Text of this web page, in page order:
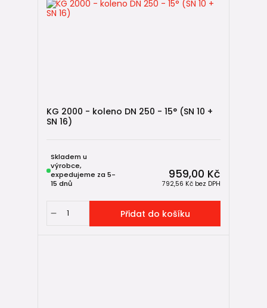
KG 2000 - koleno DN 250 - 15° (SN 10 +
SN 16)
959,00 Kč
792,56 Kč bez DPH
Skladem u
výrobce,
expedujeme za 5-
15 dnů
Přidat do košíku